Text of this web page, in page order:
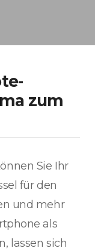
zum
Sie Ihr
für den
und mehr
als
lassen sich